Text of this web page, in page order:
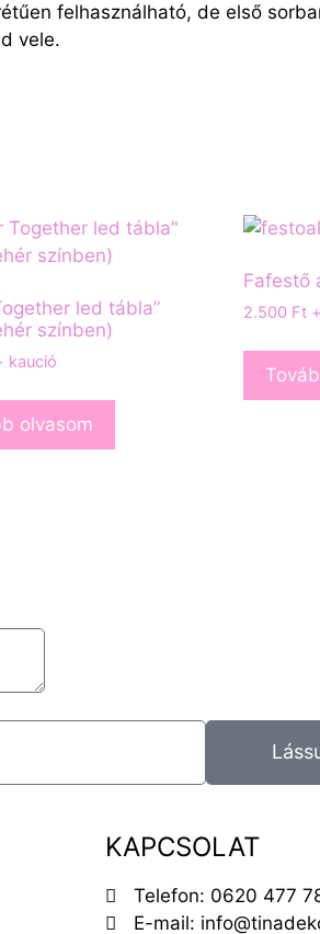
felhasználható, de első
vele.
led tábla”
színben)
kaució
olvasom
Fafestő
2.500 Ft+
KAPCSOLAT
Telefon: 0620 477
E-mail: